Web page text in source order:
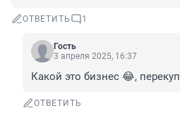
ОТВЕТИТЬ 1
Гость
3 апреля 2025, 16:37
Какой это бизнес 😂, перекуп
ОТВЕТИТЬ